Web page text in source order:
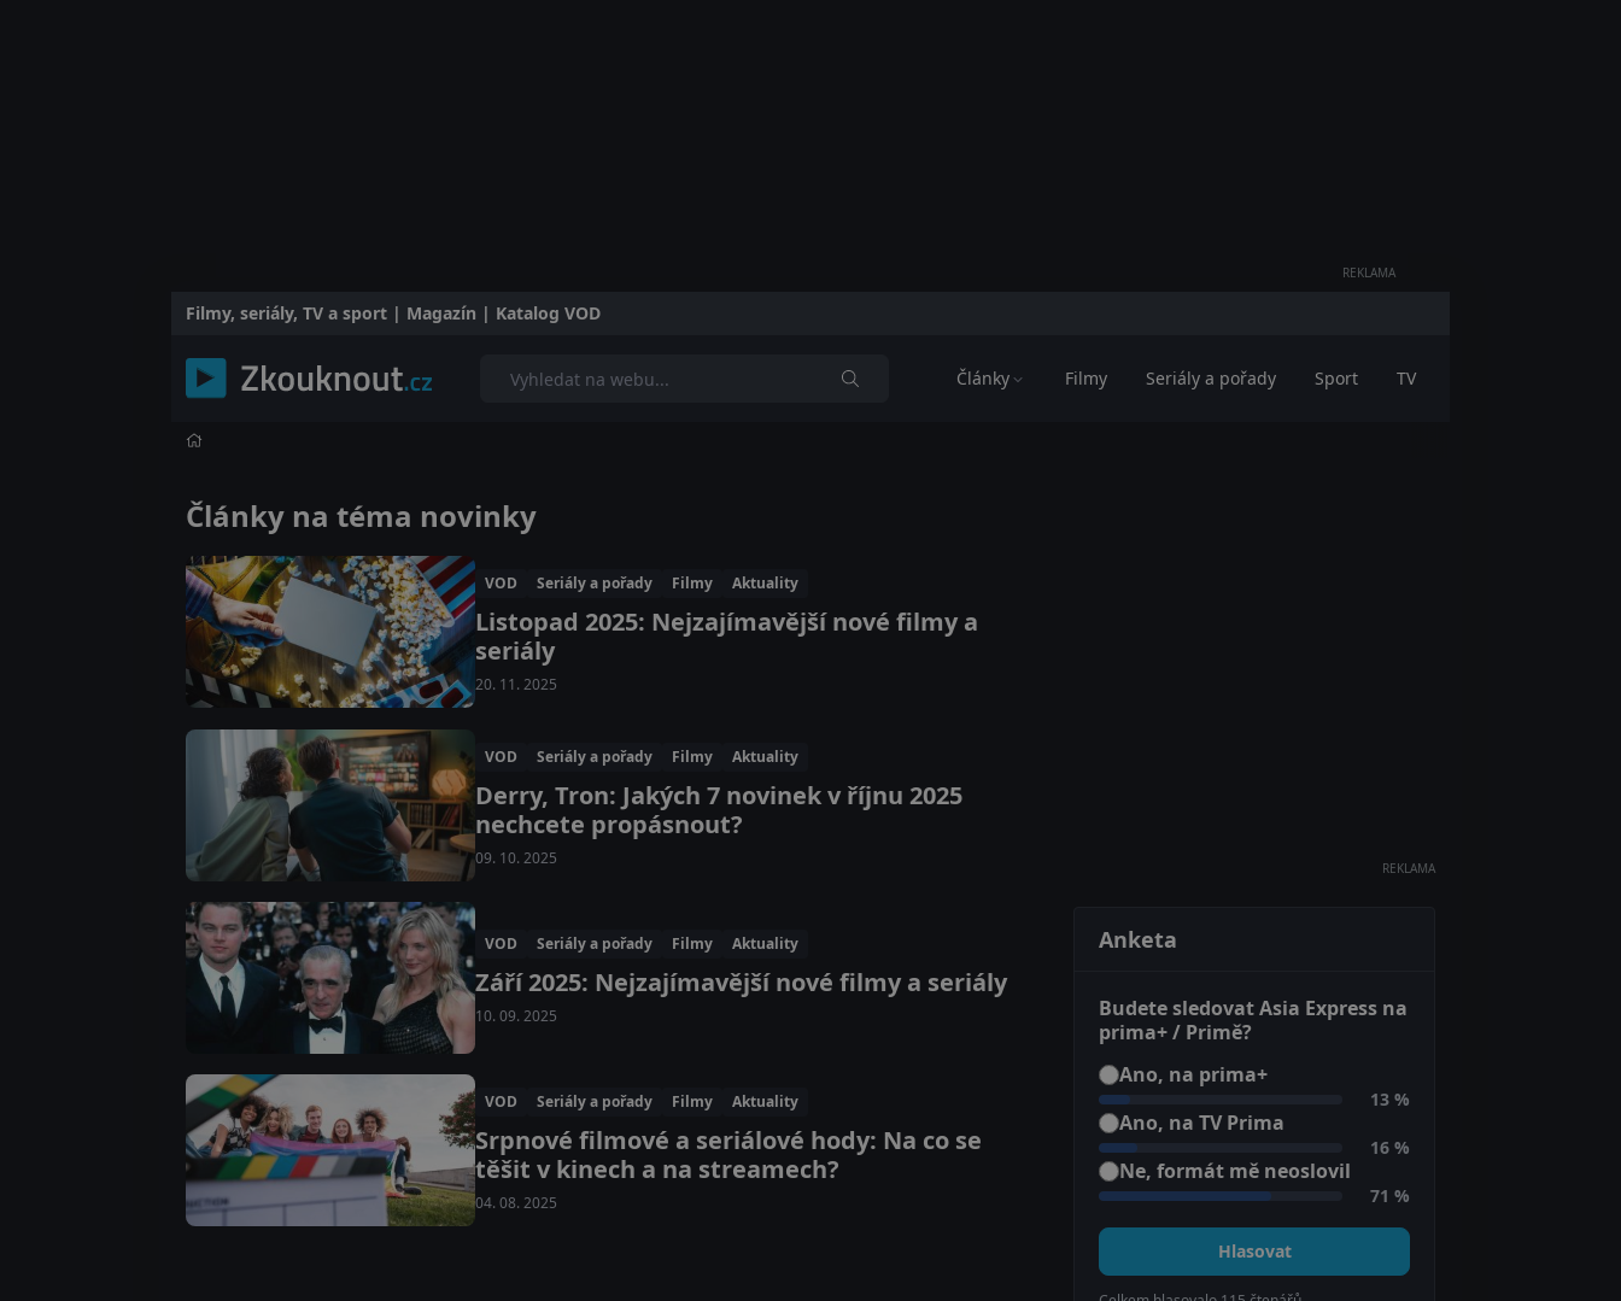
REKLAMA
Filmy, seriály, TV a sport | Magazín | Katalog VOD
Články Filmy Seriály a pořady Sport TV
Články na téma novinky
VOD Seriály a pořady Filmy Aktuality
Listopad 2025: Nejzajímavější nové filmy a
seriály
20. 11. 2025
VOD Seriály a pořady Filmy Aktuality
Derry, Tron: Jakých 7 novinek v říjnu 2025
nechcete propásnout?
09. 10. 2025
VOD Seriály a pořady Filmy Aktuality
Září 2025: Nejzajímavější nové filmy a seriály
10. 09. 2025
VOD Seriály a pořady Filmy Aktuality
Srpnové filmové a seriálové hody: Na co se
těšit v kinech a na streamech?
04. 08. 2025
REKLAMA
Anketa
Budete sledovat Asia Express na
prima+ / Primě?
Ano, na prima+
13 %
Ano, na TV Prima
16 %
Ne, formát mě neoslovil
71 %
Hlasovat